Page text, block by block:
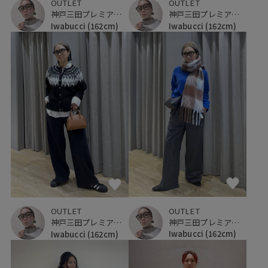
OUTLET
神戸三田プレミアム・アウトレット
Iwabucci (162cm)
OUTLET
神戸三田プレミアム・アウトレット
Iwabucci (162cm)
OUTLET
神戸三田プレミアム・アウトレット
Iwabucci (162cm)
OUTLET
神戸三田プレミアム・アウトレット
Iwabucci (162cm)